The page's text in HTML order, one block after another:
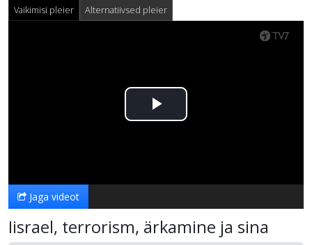
Vaikimisi pleier Alternatiivsed pleier
Esita
Jaga videot
Iisrael, terrorism, ärkamine ja sina